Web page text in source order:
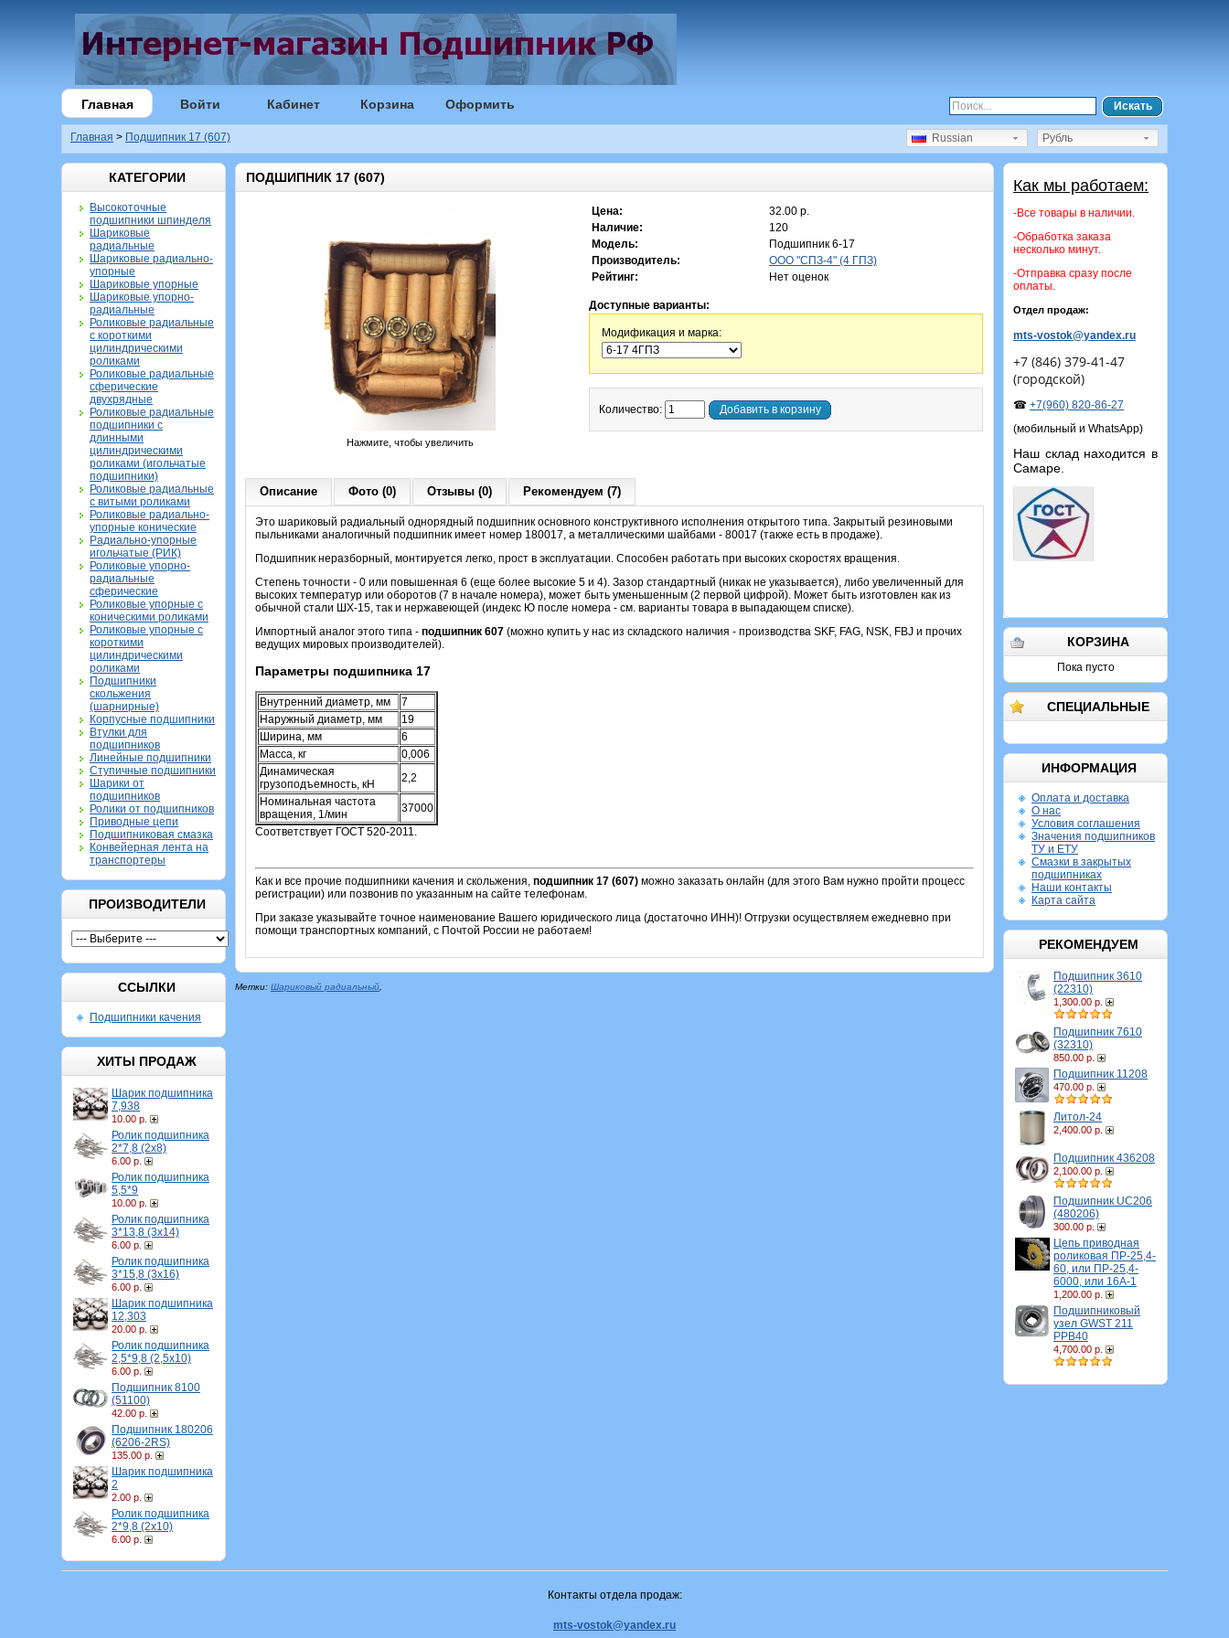
Главная Войти Кабинет Корзина Оформить Искать
Главная > Подшипник 17 (607) Рубль
Russian
КАТЕГОРИИ
Высокоточные
подшипники шпинделя
Шариковые
радиальные
Шариковые радиально-
упорные
Шариковые упорные
Шариковые упорно-
радиальные
Роликовые радиальные
с короткими
цилиндрическими
роликами
Роликовые радиальные
сферические
двухрядные
Роликовые радиальные
подшипники с
длинными
цилиндрическими
роликами (игольчатые
подшипники)
Роликовые радиальные
с витыми роликами
Роликовые радиально-
упорные конические
Радиально-упорные
игольчатые (РИК)
Роликовые упорно-
радиальные
сферические
Роликовые упорные с
коническими роликами
Роликовые упорные с
короткими
цилиндрическими
роликами
Подшипники
скольжения
(шарнирные)
Корпусные подшипники
Втулки для
подшипников
Линейные подшипники
Ступичные подшипники
Шарики от
подшипников
Ролики от подшипников
Приводные цепи
Подшипниковая смазка
Конвейерная лента на
транспортеры
ПРОИЗВОДИТЕЛИ
ССЫЛКИ
Подшипники качения
ХИТЫ ПРОДАЖ
Шарик подшипника
7,938
10.00 р.
Ролик подшипника
2*7,8 (2х8)
6.00 р.
Ролик подшипника
5,5*9
10.00 р.
Ролик подшипника
3*13,8 (3х14)
6.00 р.
Ролик подшипника
3*15,8 (3х16)
6.00 р.
Шарик подшипника
12,303
20.00 р.
Ролик подшипника
2,5*9,8 (2,5х10)
6.00 р.
Подшипник 8100
(51100)
42.00 р.
Подшипник 180206
(6206-2RS)
135.00 р.
Шарик подшипника
2
2.00 р.
Ролик подшипника
2*9,8 (2х10)
6.00 р.
Как мы работаем:
-Все товары в наличии.
-Обработка заказа
несколько минут.
-Отправка сразу после
оплаты.
Отдел продаж:
mts-vostok@yandex.ru
+7 (846) 379-41-47
(городской)
☎ +7(960) 820-86-27
(мобильный и WhatsApp)
Наш склад находится в
Самаре.
КОРЗИНА
Пока пусто
СПЕЦИАЛЬНЫЕ
ИНФОРМАЦИЯ
Оплата и доставка
О нас
Условия соглашения
Значения подшипников
ТУ и ЕТУ
Смазки в закрытых
подшипниках
Наши контакты
Карта сайта
РЕКОМЕНДУЕМ
Подшипник 3610
(22310)
1,300.00 р.
Подшипник 7610
(32310)
850.00 р.
Подшипник 11208
470.00 р.
Литол-24
2,400.00 р.
Подшипник 436208
2,100.00 р.
Подшипник UC206
(480206)
300.00 р.
Цепь приводная
роликовая ПР-25,4-
60, или ПР-25,4-
6000, или 16A-1
1,200.00 р.
Подшипниковый
узел GWST 211
PPB40
4,700.00 р.
ПОДШИПНИК 17 (607)
Нажмите, чтобы увеличить
Цена:
32.00 р.
Наличие:
120
Модель:
Подшипник 6-17
Производитель:
ООО "СПЗ-4" (4 ГПЗ)
Рейтинг:
Нет оценок
Доступные варианты:
Модификация и марка:
Количество: Добавить в корзину
Описание Фото (0) Отзывы (0) Рекомендуем (7)
Это шариковый радиальный однорядный подшипник основного конструктивного исполнения открытого типа. Закрытый резиновыми
пыльниками аналогичный подшипник имеет номер 180017, а металлическими шайбами - 80017 (также есть в продаже).
Подшипник неразборный, монтируется легко, прост в эксплуатации. Способен работать при высоких скоростях вращения.
Степень точности - 0 или повышенная 6 (еще более высокие 5 и 4). Зазор стандартный (никак не указывается), либо увеличенный для
высоких температур или оборотов (7 в начале номера), может быть уменьшенным (2 первой цифрой). Может быть изготовлен как из
обычной стали ШХ-15, так и нержавеющей (индекс Ю после номера - см. варианты товара в выпадающем списке).
Импортный аналог этого типа - подшипник 607 (можно купить у нас из складского наличия - производства SKF, FAG, NSK, FBJ и прочих
ведущих мировых производителей).
Параметры подшипника 17
Внутренний диаметр, мм
7
Наружный диаметр, мм
19
Ширина, мм
6
Масса, кг
0,006
Динамическая
грузоподъемность, кН
2,2
Номинальная частота
вращения, 1/мин
37000
Соответствует ГОСТ 520-2011.
Как и все прочие подшипники качения и скольжения, подшипник 17 (607) можно заказать онлайн (для этого Вам нужно пройти процесс
регистрации) или позвонив по указанным на сайте телефонам.
При заказе указывайте точное наименование Вашего юридического лица (достаточно ИНН)! Отгрузки осуществляем ежедневно при
помощи транспортных компаний, с Почтой России не работаем!
Метки: Шариковый радиальный
Контакты отдела продаж:
mts-vostok@yandex.ru